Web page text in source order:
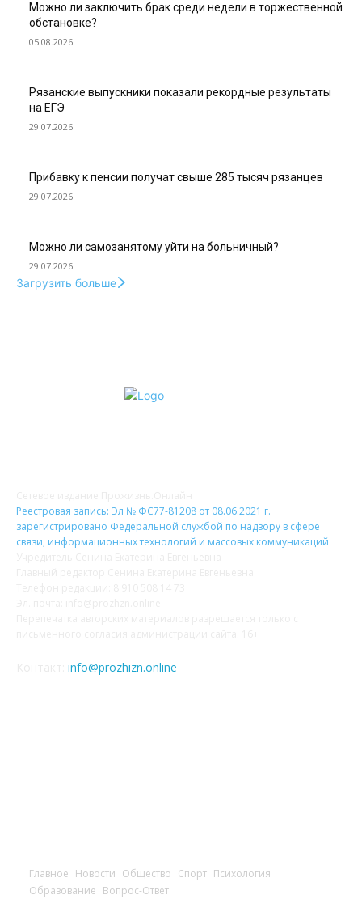
Можно ли заключить брак среди недели в торжественной
обстановке?
05.08.2026
Рязанские выпускники показали рекордные результаты
на ЕГЭ
29.07.2026
Прибавку к пенсии получат свыше 285 тысяч рязанцев
29.07.2026
Можно ли самозанятому уйти на больничный?
29.07.2026
Загрузить больше
Реестровая запись: Эл № ФС77-81208 от 08.06.2021 г.
зарегистрировано Федеральной службой по надзору в сфере
связи, информационных технологий и массовых коммуникаций
info@prozhizn.online
Главное Новости Общество Спорт Психология
Образование Вопрос-Ответ